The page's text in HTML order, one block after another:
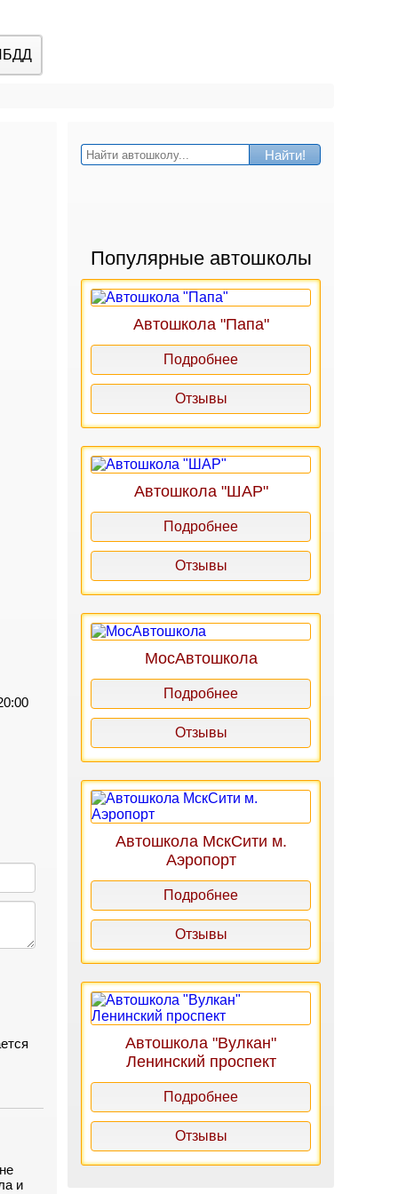
и
Найти!
Популярные автошколы
Автошкола "Папа"
Подробнее
Отзывы
Автошкола "ШАР"
Подробнее
Отзывы
МосАвтошкола
Подробнее
Отзывы
Автошкола МскСити м.
Аэропорт
Подробнее
Отзывы
Автошкола "Вулкан"
Ленинский проспект
Подробнее
Отзывы